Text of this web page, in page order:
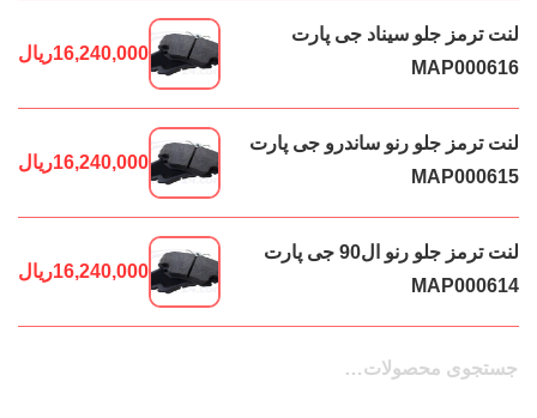
لنت ترمز جلو سیناد جی پارت
MAP000616
16,240,000ریال
لنت ترمز جلو رنو ساندرو جی پارت
MAP000615
16,240,000ریال
لنت ترمز جلو رنو ال90 جی پارت
MAP000614
16,240,000ریال
جستجو
جستجو